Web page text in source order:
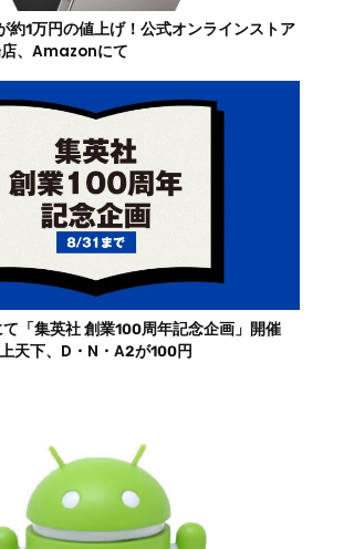
約1万円の値上げ！公式オンラインストア
、Amazonにて
「集英社 創業100周年記念企画」開催
天下、D・N・A2が100円